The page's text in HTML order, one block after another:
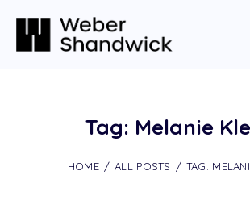
Tag: Melanie
HOME ALL POSTS TAG: